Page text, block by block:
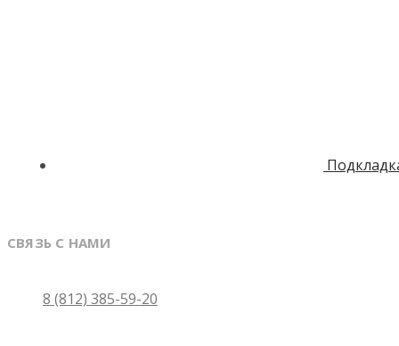
СВЯЗЬ С НАМИ
8 (812) 385-59-20